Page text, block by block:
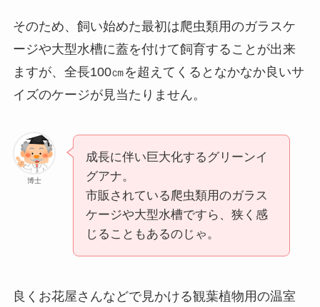
そのため、飼い始めた最初は爬虫類用のガラスケ
ージや大型水槽に蓋を付けて飼育することが出来
ますが、全長100㎝を超えてくるとなかなか良いサ
イズのケージが見当たりません。
博士
成長に伴い巨大化するグリーンイ
グアナ。
市販されている爬虫類用のガラス
ケージや大型水槽ですら、狭く感
じることもあるのじゃ。
良くお花屋さんなどで見かける観葉植物用の温室